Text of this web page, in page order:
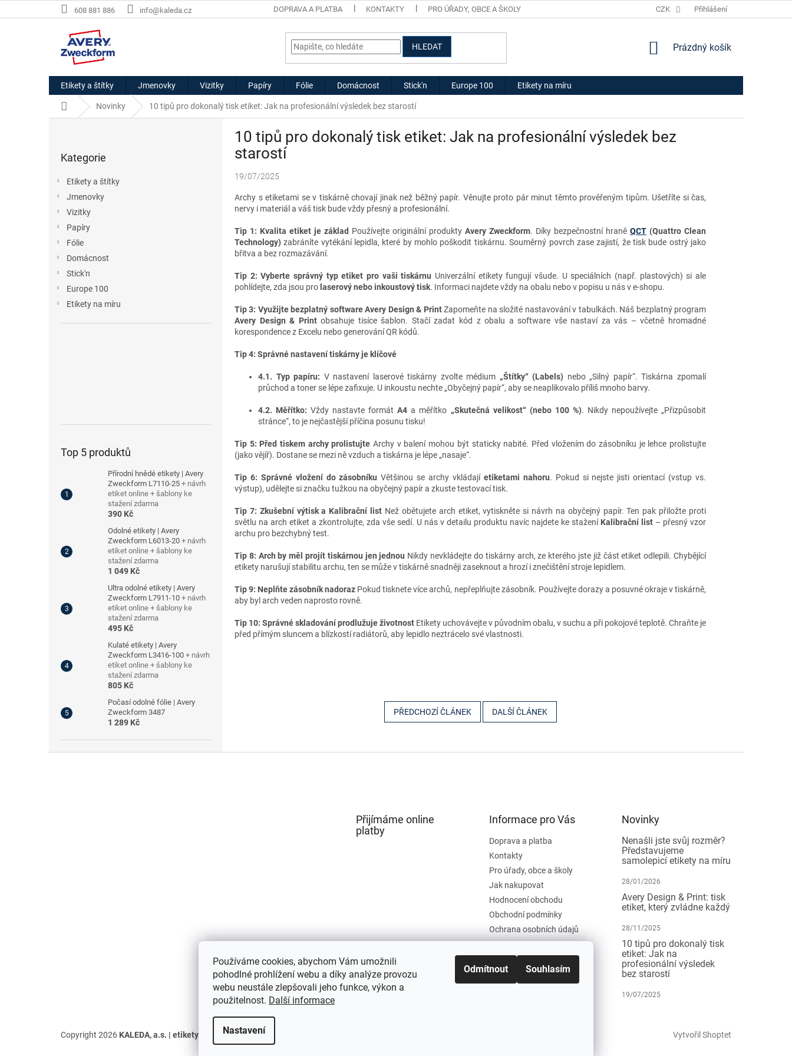
Používáme cookies, abychom Vám umožnili
pohodlné prohlížení webu a díky analýze provozu
webu neustále zlepšovali jeho funkce, výkon a
použitelnost. Další informace
Nastavení
Odmítnout Souhlasím
na
608 881 886 info@kaleda.cz DOPRAVA A PLATBA KONTAKTY PRO ÚŘADY, OBCE A ŠKOLY HODNOCENÍ OBCHODU
CZK Přihlášení
HLEDAT
NÁKUPNÍ
Prázdný košík
Etikety a štítky Jmenovky Vizitky Papíry Fólie Domácnost Stick'n Europe 100 Etikety na míru
Domů Novinky 10 tipů pro dokonalý tisk etiket: Jak na profesionální výsledek bez starostí
kategorie
Kategorie
Etikety a štítky
Jmenovky
Vizitky
Papíry
Fólie
Domácnost
Stick'n
Europe 100
Etikety na míru
Top 5 produktů
Přírodní hnědé etikety | Avery
Zweckform L7110-25 + návrh
etiket online + šablony ke
stažení zdarma
390 Kč
Odolné etikety | Avery
Zweckform L6013-20 + návrh
etiket online + šablony ke
stažení zdarma
1 049 Kč
Ultra odolné etikety | Avery
Zweckform L7911-10 + návrh
etiket online + šablony ke
stažení zdarma
495 Kč
Kulaté etikety | Avery
Zweckform L3416-100 + návrh
etiket online + šablony ke
stažení zdarma
805 Kč
Počasí odolné fólie | Avery
Zweckform 3487
1 289 Kč
10 tipů pro dokonalý tisk etiket: Jak na profesionální výsledek bez
starostí
19/07/2025
Archy s etiketami se v tiskárně chovají jinak než běžný papír. Věnujte proto pár minut těmto prověřeným tipům. Ušetříte si čas,
nervy i materiál a váš tisk bude vždy přesný a profesionální.
Tip 1: Kvalita etiket je základ Používejte originální produkty Avery Zweckform. Díky bezpečnostní hraně QCT (Quattro Clean
Technology) zabráníte vytékání lepidla, které by mohlo poškodit tiskárnu. Souměrný povrch zase zajistí, že tisk bude ostrý jako
břitva a bez rozmazávání.
Tip 2: Vyberte správný typ etiket pro vaši tiskárnu Univerzální etikety fungují všude. U speciálních (např. plastových) si ale
pohlídejte, zda jsou pro laserový nebo inkoustový tisk. Informaci najdete vždy na obalu nebo v popisu u nás v e-shopu.
Tip 3: Využijte bezplatný software Avery Design & PrintZapomeňte na složité nastavování v tabulkách. Náš bezplatný program
Avery Design & Printobsahuje tisíce šablon. Stačí zadat kód z obalu a software vše nastaví za vás – včetně hromadné
korespondence z Excelu nebo generování QR kódů.
Tip 4: Správné nastavení tiskárny je klíčové
4.1. Typ papíru: V nastavení laserové tiskárny zvolte médium „Štítky“ (Labels) nebo „Silný papír“. Tiskárna zpomalí
průchod a toner se lépe zafixuje. U inkoustu nechte „Obyčejný papír“, aby se neaplikovalo příliš mnoho barvy.
4.2. Měřítko: Vždy nastavte formátA4 a měřítko „Skutečná velikost“ (nebo 100 %). Nikdy nepoužívejte „Přizpůsobit
stránce“, to je nejčastější příčina posunu tisku!
Tip 5: Před tiskem archy prolistujte Archy v balení mohou být staticky nabité. Před vložením do zásobníku je lehce prolistujte
(jako vějíř). Dostane se mezi ně vzduch a tiskárna je lépe „nasaje“.
Tip 6: Správné vložení do zásobníku Většinou se archy vkládají etiketami nahoru. Pokud si nejste jisti orientací (vstup vs.
výstup), udělejte si značku tužkou na obyčejný papír a zkuste testovací tisk.
Tip 7: Zkušební výtisk a Kalibrační list Než obětujete arch etiket, vytiskněte si návrh na obyčejný papír. Ten pak přiložte proti
světlu na arch etiket a zkontrolujte, zda vše sedí. U nás v detailu produktu navíc najdete ke stažení Kalibrační list – přesný vzor
archu pro bezchybný test.
Tip 8: Arch by měl projít tiskárnou jen jednou Nikdy nevkládejte do tiskárny arch, ze kterého jste již část etiket odlepili. Chybějící
etikety narušují stabilitu archu, ten se může v tiskárně snadněji zaseknout a hrozí i znečištění stroje lepidlem.
Tip 9: Neplňte zásobník nadoraz Pokud tisknete více archů, nepřeplňujte zásobník. Používejte dorazy a posuvné okraje v tiskárně,
aby byl arch veden naprosto rovně.
Tip 10: Správné skladování prodlužuje životnost Etikety uchovávejte v původním obalu, v suchu a při pokojové teplotě. Chraňte je
před přímým sluncem a blízkostí radiátorů, aby lepidlo neztrácelo své vlastnosti.
PŘEDCHOZÍ ČLÁNEK DALŠÍ ČLÁNEK
Přijímáme online
platby
Informace pro Vás
Doprava a platba
Kontakty
Pro úřady, obce a školy
Jak nakupovat
Hodnocení obchodu
Obchodní podmínky
Ochrana osobních údajů
Novinky
Nenašli jste svůj rozměr?
Představujeme
samolepicí etikety na míru
28/01/2026
Avery Design & Print: tisk
etiket, který zvládne každý
28/11/2025
10 tipů pro dokonalý tisk
etiket: Jak na
profesionální výsledek
bez starostí
19/07/2025
Vytvořil Shoptet
Copyright 2026 KALEDA, a.s. | etikety-stitky.cz. Všechna práva vyhrazena.